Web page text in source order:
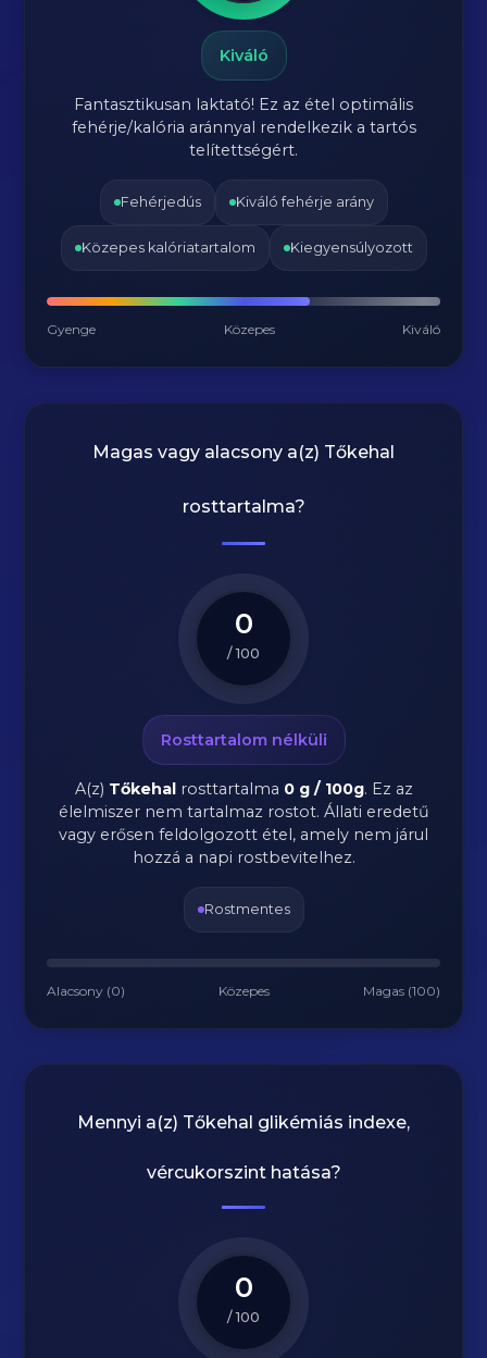
Kiváló
Fantasztikusan laktató! Ez az étel optimális
fehérje/kalória aránnyal rendelkezik a tartós
telítettségért.
Fehérjedús Kiváló fehérje arány
Közepes kalóriatartalom Kiegyensúlyozott
Gyenge Közepes Kiváló
Magas vagy alacsony a(z) Tőkehal
rosttartalma?
0
/ 100
Rosttartalom nélküli
A(z) Tőkehalrosttartalma 0 g / 100g. Ez az
élelmiszer nem tartalmaz rostot. Állati eredetű
vagy erősen feldolgozott étel, amely nem járul
hozzá a napi rostbevitelhez.
Rostmentes
Alacsony (0) Közepes Magas (100)
Mennyi a(z) Tőkehal glikémiás indexe,
vércukorszint hatása?
0
/ 100